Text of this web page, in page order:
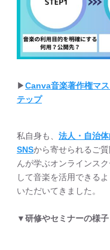
▶︎Canva音楽著作権マ
テップ
私自身も、 法人・自治
SNSから寄せられるご
んが学ぶオンラインス
して音楽を活用できる
いただいてきました。
▼研修やセミナーの様子